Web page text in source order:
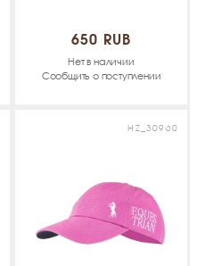
650 RUB
Нет в наличии
Сообщить о поступлении
HZ_30960